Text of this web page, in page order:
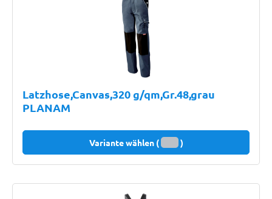
Latzhose,Canvas,320 g/qm,Gr.48,grau
PLANAM
Variante wählen ( )